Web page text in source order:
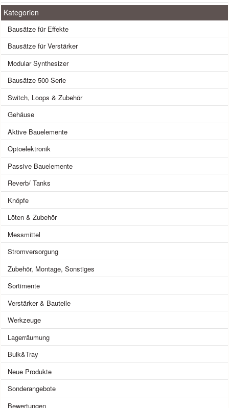
Kategorien
Bausätze für Effekte
Bausätze für Verstärker
Modular Synthesizer
Bausätze 500 Serie
Switch, Loops & Zubehör
Gehäuse
Aktive Bauelemente
Optoelektronik
Passive Bauelemente
Reverb/ Tanks
Knöpfe
Löten & Zubehör
Messmittel
Stromversorgung
Zubehör, Montage, Sonstiges
Sortimente
Verstärker & Bauteile
Werkzeuge
Lagerräumung
Bulk&Tray
Neue Produkte
Sonderangebote
Bewertungen